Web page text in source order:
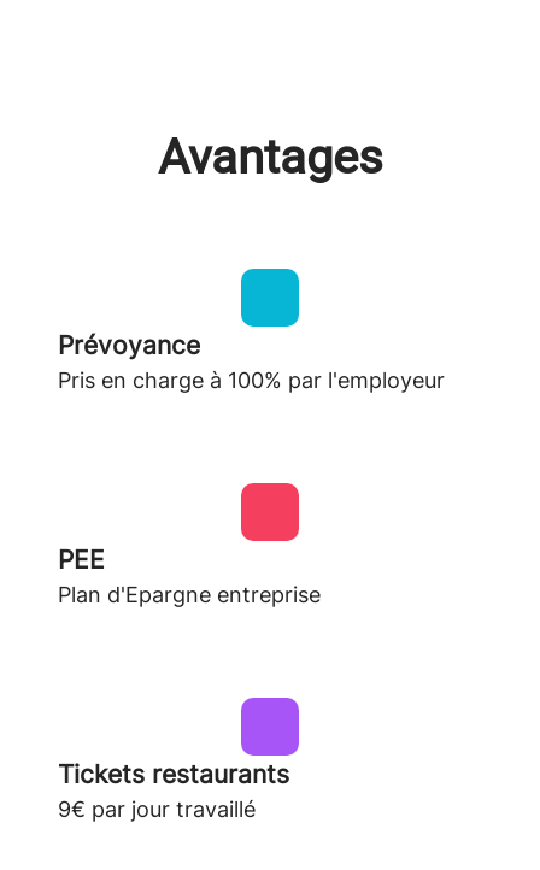
Avantages
Prévoyance
Pris en charge à 100% par l'employeur
PEE
Plan d'Epargne entreprise
Tickets restaurants
9€ par jour travaillé